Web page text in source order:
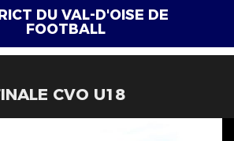
DU VAL-D'OISE DE
FOOTBALL
CVO U18